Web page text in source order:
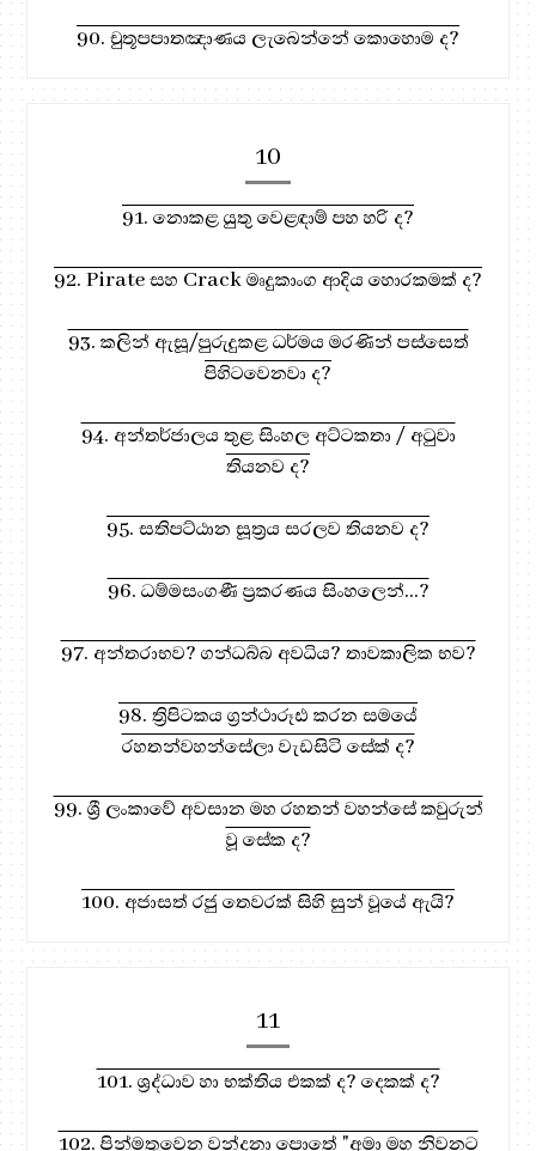
90. චුතූපපාතඤාණය ලැබෙන්නේ කොහොම ද?
10
91. නොකළ යුතු වෙළඳාම් පහ හරි ද?
92. Pirate සහ Crack මෘදුකාංග ආදිය හොරකමක් ද?
93. කලින් ඇසූ/පුරුදුකළ ධර්මය මරණින් පස්සෙත්
පිහිටවෙනවා ද?
94. අන්තර්ජාලය තුළ සිංහල අට්ටකතා / අටුවා
තියනව ද?
95. සතිපට්ඨාන සූත්‍රය සරලව තියනව ද?
96. ධම්මසංගණී ප්‍රකරණය සිංහලෙන්...?
97. අන්තරාභව? ගන්ධබ්බ අවධිය? තාවකාලික භව?
98. ත්‍රිපිටකය ග්‍රන්ථාරූඪ කරන සමයේ
රහතන්වහන්සේලා වැඩසිටි සේක් ද?
99. ශ්‍රී ලංකාවේ අවසාන මහ රහතන් වහන්සේ කවුරුන්
වූ සේක ද?
100. අජාසත් රජු තෙවරක් සිහි සුන් වූයේ ඇයි?
11
101. ශ්‍රද්ධාව හා භක්තිය එකක් ද? දෙකක් ද?
102. පින්මතුවෙන වන්දනා පොතේ "අමා මහ නිවනට